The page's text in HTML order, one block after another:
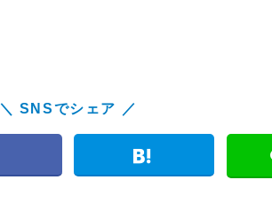
＼ SNSでシェア ／